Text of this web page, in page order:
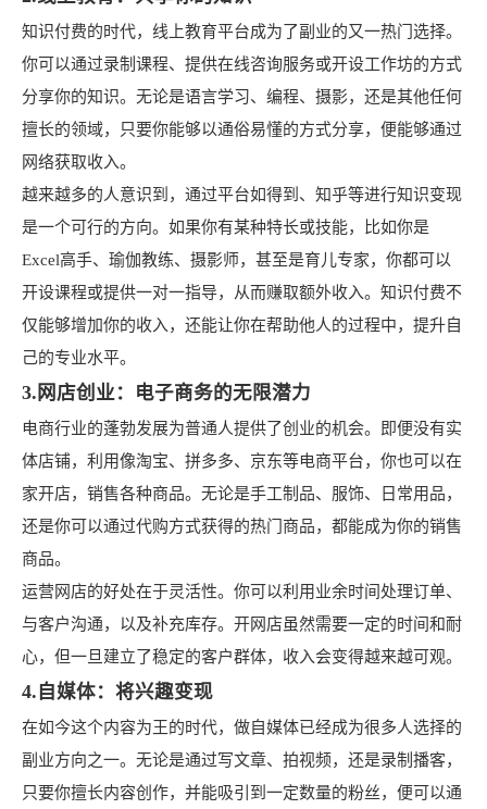
知识付费的时代，线上教育平台成为了副业的又一热门选择。
你可以通过录制课程、提供在线咨询服务或开设工作坊的方式
分享你的知识。无论是语言学习、编程、摄影，还是其他任何
擅长的领域，只要你能够以通俗易懂的方式分享，便能够通过
网络获取收入。
越来越多的人意识到，通过平台如得到、知乎等进行知识变现
是一个可行的方向。如果你有某种特长或技能，比如你是
Excel高手、瑜伽教练、摄影师，甚至是育儿专家，你都可以
开设课程或提供一对一指导，从而赚取额外收入。知识付费不
仅能够增加你的收入，还能让你在帮助他人的过程中，提升自
己的专业水平。
3.网店创业：电子商务的无限潜力
电商行业的蓬勃发展为普通人提供了创业的机会。即便没有实
体店铺，利用像淘宝、拼多多、京东等电商平台，你也可以在
家开店，销售各种商品。无论是手工制品、服饰、日常用品，
还是你可以通过代购方式获得的热门商品，都能成为你的销售
商品。
运营网店的好处在于灵活性。你可以利用业余时间处理订单、
与客户沟通，以及补充库存。开网店虽然需要一定的时间和耐
心，但一旦建立了稳定的客户群体，收入会变得越来越可观。
4.自媒体：将兴趣变现
在如今这个内容为王的时代，做自媒体已经成为很多人选择的
副业方向之一。无论是通过写文章、拍视频，还是录制播客，
只要你擅长内容创作，并能吸引到一定数量的粉丝，便可以通